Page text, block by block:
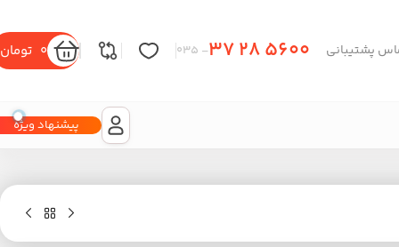
پشتیبانی 37 28 5600
– 035
0 تومان
پیشنهاد ویژه